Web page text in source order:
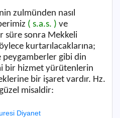
zulmünden nasıl
( s.a.s. ) ve
süre sonra Mekkeli
kurtarılacaklarına;
peygamberler gibi din
bir hizmet yürütenlerin
bir işaret vardır. Hz.
misaldir:
Diyanet